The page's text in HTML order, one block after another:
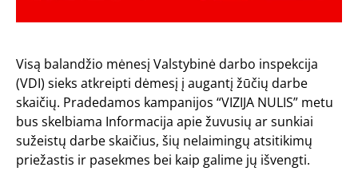
Visą balandžio mėnesį Valstybinė darbo inspekcija
(VDI) sieks atkreipti dėmesį į augantį žūčių darbe
skaičių. Pradedamos kampanijos “VIZIJA NULIS” metu
bus skelbiama Informacija apie žuvusių ar sunkiai
sužeistų darbe skaičius, šių nelaimingų atsitikimų
priežastis ir pasekmes bei kaip galime jų išvengti.